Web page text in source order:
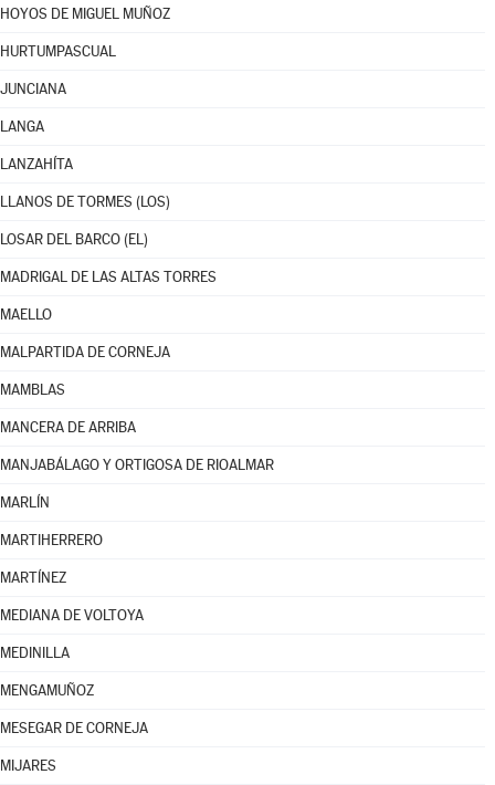
HOYOS DE MIGUEL MUÑOZ
HURTUMPASCUAL
JUNCIANA
LANGA
LANZAHÍTA
LLANOS DE TORMES (LOS)
LOSAR DEL BARCO (EL)
MADRIGAL DE LAS ALTAS TORRES
MAELLO
MALPARTIDA DE CORNEJA
MAMBLAS
MANCERA DE ARRIBA
MANJABÁLAGO Y ORTIGOSA DE RIOALMAR
MARLÍN
MARTIHERRERO
MARTÍNEZ
MEDIANA DE VOLTOYA
MEDINILLA
MENGAMUÑOZ
MESEGAR DE CORNEJA
MIJARES